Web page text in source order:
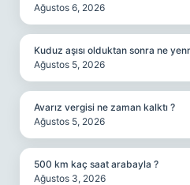
Ağustos 6, 2026
Kuduz aşısı olduktan sonra ne
Ağustos 5, 2026
Avarız vergisi ne zaman kalktı ?
Ağustos 5, 2026
500 km kaç saat arabayla ?
Ağustos 3, 2026